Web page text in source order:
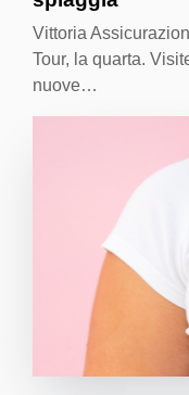
Vittoria
Tour, la quarta.
nuove…